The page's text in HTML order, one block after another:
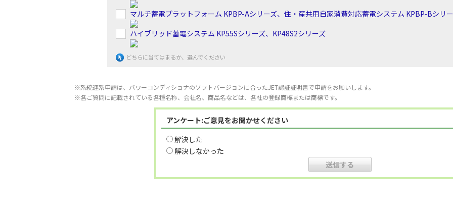
マルチ蓄電プラットフォーム KPBP-Aシリーズ、住・産共用自家消費対応蓄電システム KPBP-Bシリ
ハイブリッド蓄電システム KP55Sシリーズ、KP48S2シリーズ
どちらに当てはまるか、選んでください
※系統連系申請は、パワーコンディショナのソフトバージョンに合ったJET認証証明書で申請をお願いします。
※各ご質問に記載されている各種名称、会社名、商品名などは、各社の登録商標または商標です。
アンケート:ご意見をお聞かせください
解決した
解決しなかった